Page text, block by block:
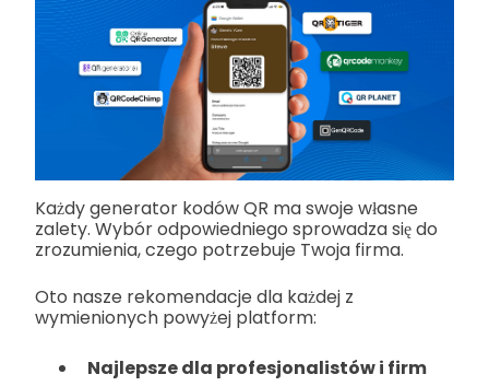
Każdy generator kodów QR ma swoje własne
zalety. Wybór odpowiedniego sprowadza się do
zrozumienia, czego potrzebuje Twoja firma.
Oto nasze rekomendacje dla każdej z
wymienionych powyżej platform:
Najlepsze dla profesjonalistów i firm